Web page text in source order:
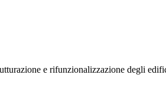
e rifunzionalizzazione degli